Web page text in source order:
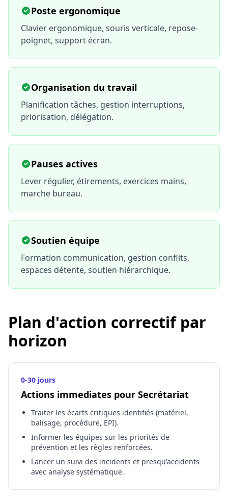
Poste ergonomique
Clavier ergonomique, souris verticale, repose-
poignet, support écran.
Organisation du travail
Planification tâches, gestion interruptions,
priorisation, délégation.
Pauses actives
Lever régulier, étirements, exercices mains,
marche bureau.
Soutien équipe
Formation communication, gestion conflits,
espaces détente, soutien hiérarchique.
Plan d'action correctif par
horizon
0-30 jours
Actions immediates pour Secrétariat
Traiter les écarts critiques identifiés (matériel,
balisage, procédure, EPI).
Informer les équipes sur les priorités de
prévention et les règles renforcées.
Lancer un suivi des incidents et presqu'accidents
avec analyse systématique.